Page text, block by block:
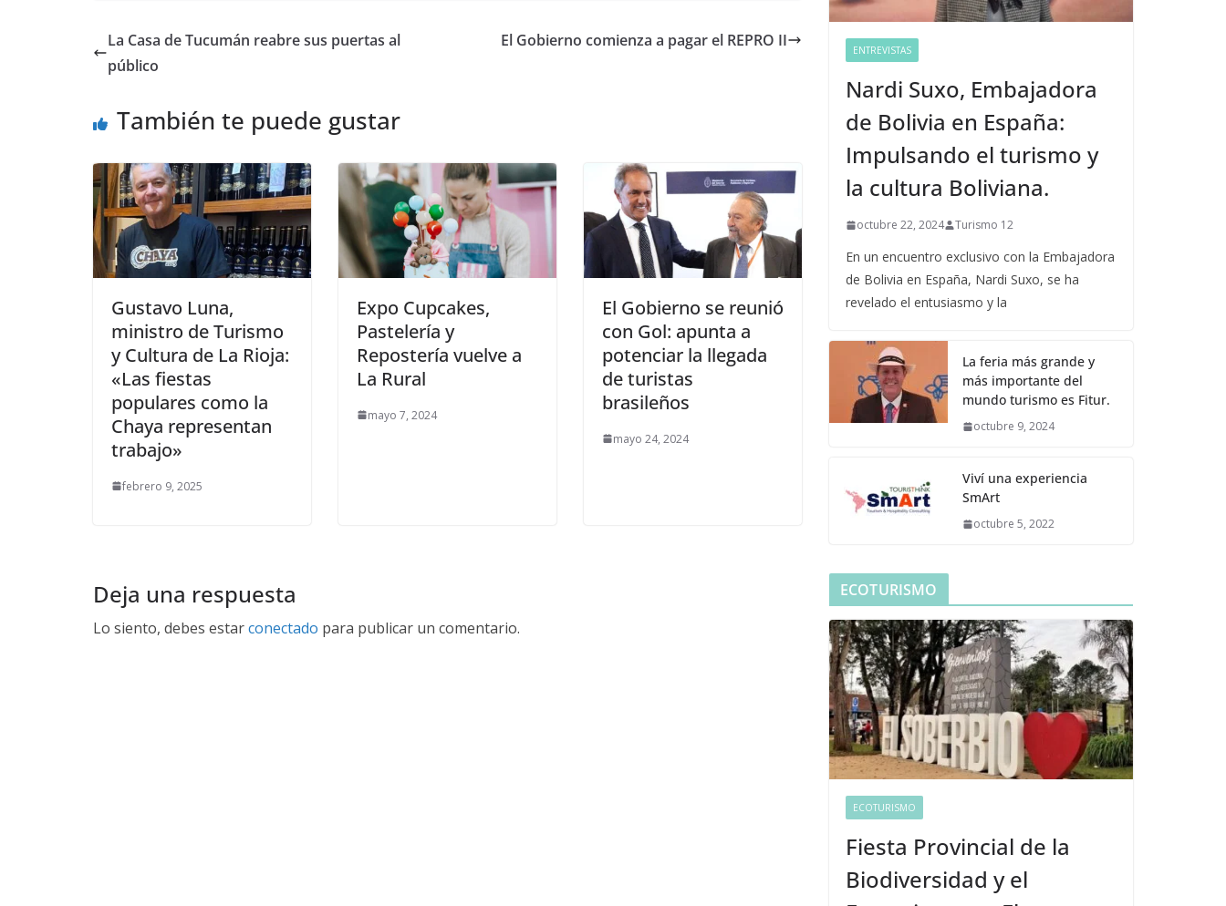
La Casa de Tucumán reabre sus puertas al
público
El Gobierno comienza a pagar el REPRO II
También te puede gustar
Gustavo Luna,
ministro de Turismo
y Cultura de La Rioja:
«Las fiestas
populares como la
Chaya representan
trabajo»
febrero 9, 2025
Expo Cupcakes,
Pastelería y
Repostería vuelve a
La Rural
mayo 7, 2024
El Gobierno se reunió
con Gol: apunta a
potenciar la llegada
de turistas
brasileños
mayo 24, 2024
Deja una respuesta
Lo siento, debes estarconectado para publicar un comentario.
ENTREVISTAS
Nardi Suxo, Embajadora
de Bolivia en España:
Impulsando el turismo y
la cultura Boliviana.
octubre 22, 2024 Turismo 12
En un encuentro exclusivo con la Embajadora
de Bolivia en España, Nardi Suxo, se ha
revelado el entusiasmo y la
La feria más grande y
más importante del
mundo turismo es Fitur.
octubre 9, 2024
Viví una experiencia
SmArt
octubre 5, 2022
ECOTURISMO
ECOTURISMO
Fiesta Provincial de la
Biodiversidad y el